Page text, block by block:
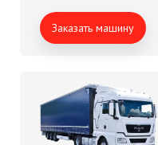
Заказать машину